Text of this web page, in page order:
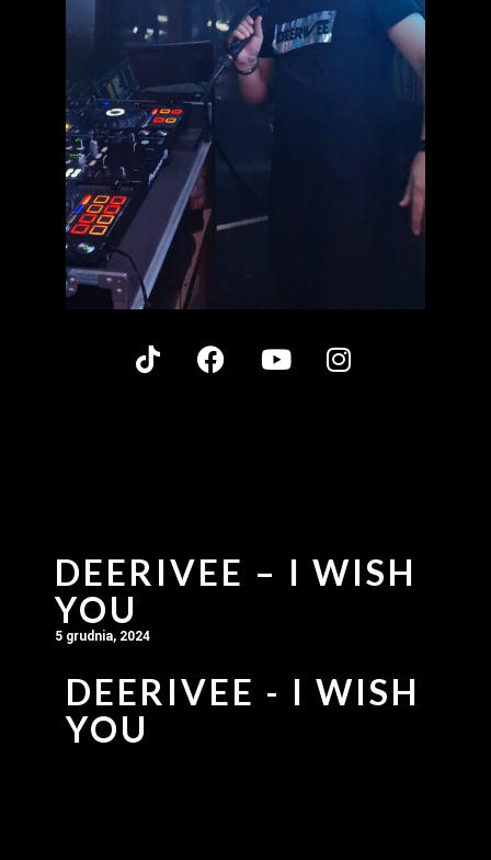
DEERIVEE – I WISH
YOU
5 grudnia, 2024
DEERIVEE - I WISH
YOU